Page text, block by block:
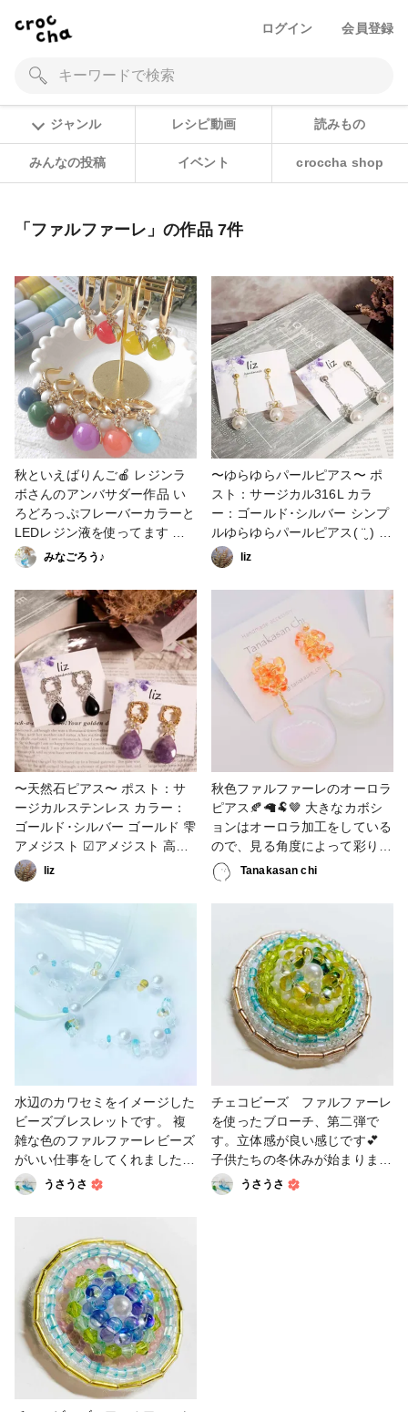
ログイン 会員登録
ジャンル レシピ動画 読みもの
みんなの投稿 イベント croccha shop
「ファルファーレ」の作品 7件
秋といえばりんご🍎 レジンラ
ボさんのアンバサダー作品 い
ろどろっぷフレーバーカラーと
LEDレジン液を使ってます り
んごの葉っぱはPARTS CLUB
で購入 #resin labアンバサダー
#レジンラボ #いろどろっぷ #
フレーバーカラー #pr#イヤー
カフ #ファルファーレ #ファン
れぽ_partsclub
みなごろう♪
〜ゆらゆらパールピアス〜 ポ
スト：サージカル316L カラ
ー：ゴールド･シルバー シンプ
ルゆらゆらパールピアス( ¨̮ ) #
ハンドメイドアクセサリー #ハ
ンドメイドピアス #ピアス #ア
クセサリー #ハンドメイド #ビ
ァーレ #シンプルピアス #ガラ
スビーズ #ビーズアクセサリー
#ゆらゆらピアス #サージカル
ステンレス #パールピアス #金
属アレルギー対応
liz
〜天然石ピアス〜 ポスト：サ
ージカルステンレス カラー：
ゴールド･シルバー ゴールド 雫
アメジスト ︎︎︎︎︎︎☑︎アメジスト 高貴･
誠実･心の平和 愛の守護石
✼••┈┈••✼••┈┈••✼ シルバー 雫
ブラックオニキス ︎︎︎︎︎︎☑︎ブラック
オニキス 成功･忍耐･判断力 自
己防衛･魔除け #ハンドメイド
アクセサリー #ハンドメイドピ
アス #ピアス #アクセサリー #
ハンドメイド #ビーズ #天然石
#チェコビーズ #ファルファー
ス #ビーズアクセサリー #天然
キス #黒瑪瑙 #アメジスト #金
属アレルギー対応 #はじめての
投稿 #アクセサリー部 #販売中
liz
秋色ファルファーレのオーロラ
ピアス🍂🦙🐏‪🤎 大きなカボシ
ョンはオーロラ加工をしている
ので、見る角度によって彩りが
変わります❤️ #秋の作品コンテ
スト2022 #アクセサリー部 #レ
ジン #パーツアクセサリー #た
Tanakasan chi
水辺のカワセミをイメージした
ビーズブレスレットです。 複
雑な色のファルファーレビーズ
がいい仕事をしてくれました😊
#ビーズ #ビーズ＆パーツ #ビ
ーズブレスレット #ファルファ
うさうさ
チェコビーズ ファルファーレ
を使ったブローチ、第二弾で
す。立体感が良い感じです💕
子供たちの冬休みが始まりまし
た⛄️静かな制作時間が恋しいで
す。。。 #ファルファーレ #チ
うさうさ